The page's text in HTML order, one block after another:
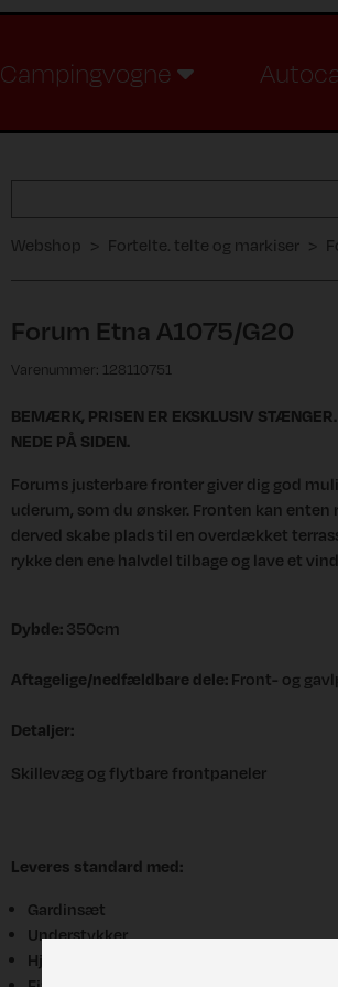
Campingvogne
Webshop Fortelte. telte og markiser
Forum Etna A1075/G20
Varenummer: 128110751
BEMÆRK, PRISEN ER EKSKLUSIV
NEDE PÅ SIDEN.
Forums justerbare fronter giver dig god
uderum, som du ønsker. Fronten kan enten
derved skabe plads til en overdækket
rykke den ene halvdel tilbage og lave et
Dybde: 350cm
Aftagelige/nedfældbare dele: Front- og
Detaljer:
Skillevæg og flytbare frontpaneler
Leveres standard med:
Gardinsæt
Understykker
Hjulafdækning